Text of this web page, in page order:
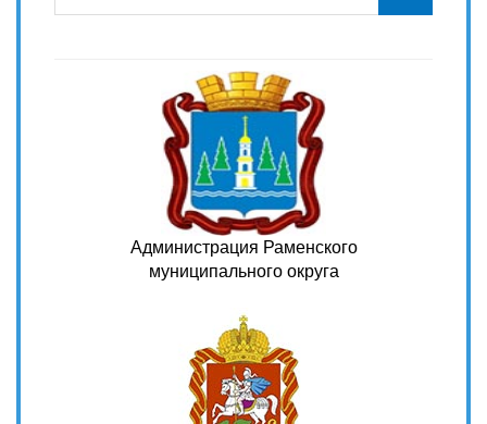
Администрация Раменского
муниципального округа